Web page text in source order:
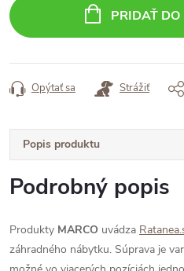
cena:
PRIDAŤ
Opýtať sa Strážiť
Popis produktu
Podrobný popis
Produkty MARCO uvádza
záhradného nábytku. Súprava je